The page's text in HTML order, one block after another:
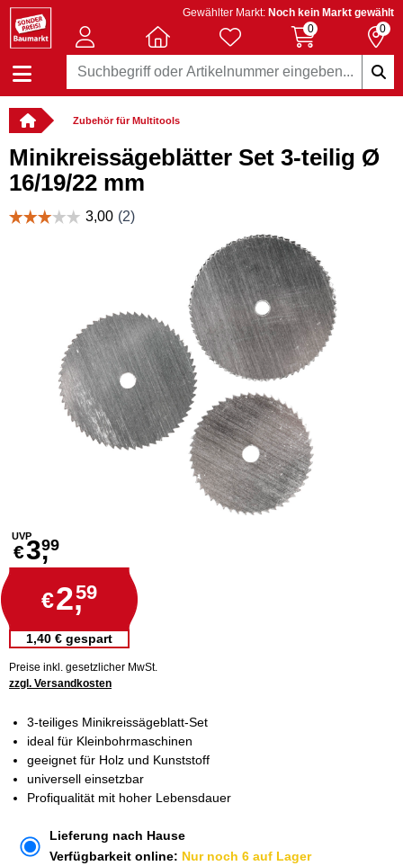
Gewählter Markt: Noch kein Markt gewählt
0
0
Zubehör für Multitools
Minikreissägeblätter Set 3-teilig Ø
16/19/22 mm
UVP
€3,99
€2,59
1,40 € gespart
Preise inkl. gesetzlicher MwSt.
zzgl. Versandkosten
3-teiliges Minikreissägeblatt-Set
ideal für Kleinbohrmaschinen
geeignet für Holz und Kunststoff
universell einsetzbar
Profiqualität mit hoher Lebensdauer
Lieferung nach Hause
Verfügbarkeit online: Nur noch 6 auf Lager